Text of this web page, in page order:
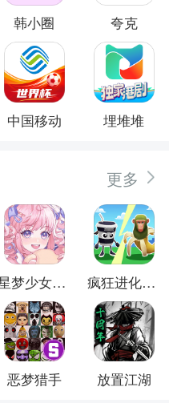
韩小圈 夸克
中国移动 埋堆堆
更多
星梦少女换装 疯狂进化防卫战
恶梦猎手 放置江湖